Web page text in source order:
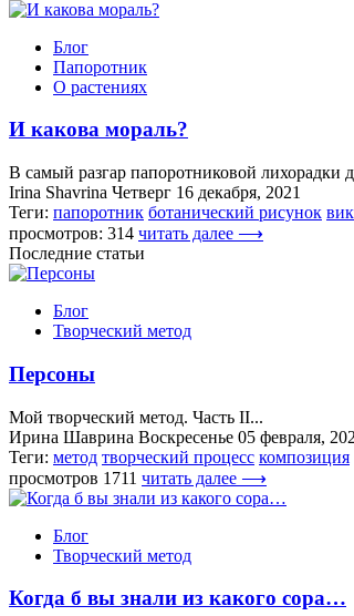
Блог
Папоротник
О растениях
И какова мораль?
В самый разгар папоротниковой лихорадки
Irina Shavrina Четверг 16 декабря, 2021
Теги: папоротник ботанический рисунок
просмотров: 314 читать далее ⟶
Последние статьи
Блог
Творческий метод
Персоны
Мой творческий метод. Часть II...
Ирина Шаврина Воскресенье 05 февраля,
Теги: метод творческий процесс композиция
просмотров 1711 читать далее ⟶
Блог
Творческий метод
Когда б вы знали из какого сора…